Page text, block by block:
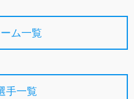
ム一覧
手一覧